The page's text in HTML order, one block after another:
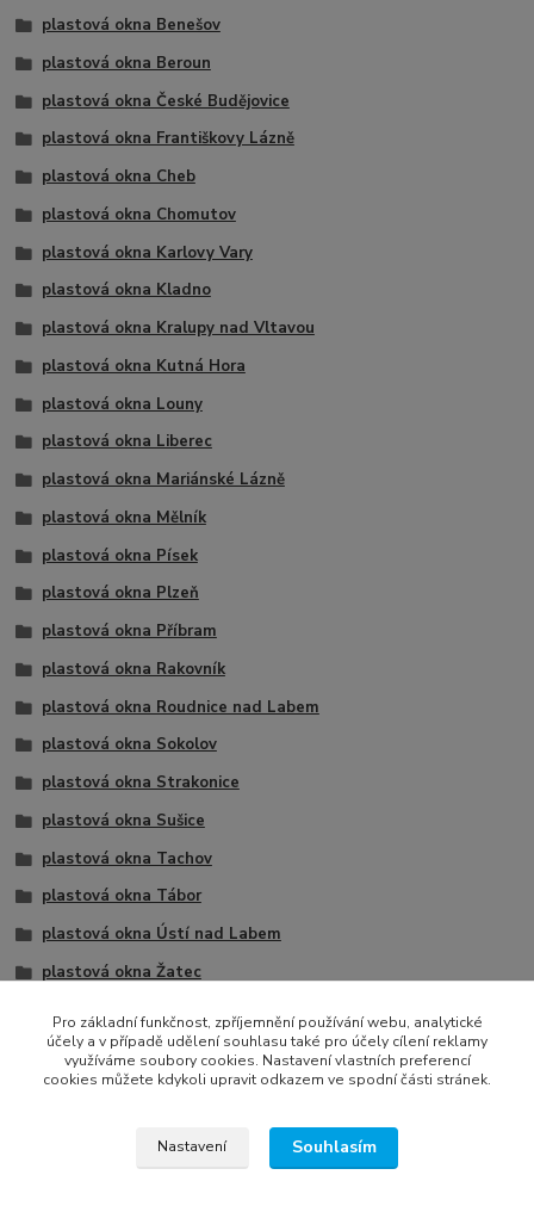
plastová okna Benešov
plastová okna Beroun
plastová okna České Budějovice
plastová okna Františkovy Lázně
plastová okna Cheb
plastová okna Chomutov
plastová okna Karlovy Vary
plastová okna Kladno
plastová okna Kralupy nad Vltavou
plastová okna Kutná Hora
plastová okna Louny
plastová okna Liberec
plastová okna Mariánské Lázně
plastová okna Mělník
plastová okna Písek
plastová okna Plzeň
plastová okna Příbram
plastová okna Rakovník
plastová okna Roudnice nad Labem
plastová okna Sokolov
plastová okna Strakonice
plastová okna Sušice
plastová okna Tachov
plastová okna Tábor
plastová okna Ústí nad Labem
plastová okna Žatec
1 křídlo
Pro základní funkčnost, zpříjemnění používání webu, analytické
účely a v případě udělení souhlasu také pro účely cílení reklamy
využíváme soubory cookies. Nastavení vlastních preferencí
cookies můžete kdykoli upravit odkazem ve spodní části stránek.
Nastavení Souhlasím